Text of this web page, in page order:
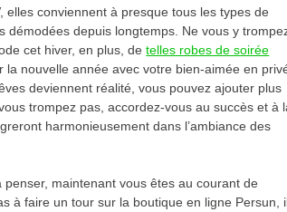
elles conviennent à presque tous les types de
démodées depuis longtemps. Ne vous y
cet hiver, en plus, detelles robes de soirée
nouvelle année avec votre bien-aimée en
deviennent réalité, vous pouvez ajouter plus
trompez pas, accordez-vous au succès et à
harmonieusement dans l’ambiance des
maintenant vous êtes au courant de
à faire un tour sur la boutique en ligne Persun,